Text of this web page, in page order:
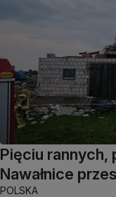
Pięciu rannych,
Nawałnice
POLSKA